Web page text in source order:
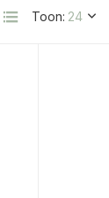
Toon: